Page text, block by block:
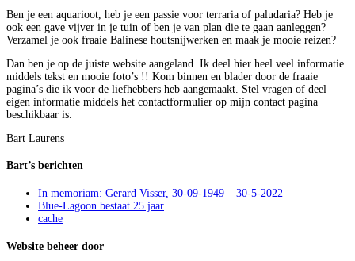
Ben je een aquarioot, heb je een passie voor terraria of paludaria? Heb je
ook een gave vijver in je tuin of ben je van plan die te gaan aanleggen?
Verzamel je ook fraaie Balinese houtsnijwerken en maak je mooie reizen?
Dan ben je op de juiste website aangeland. Ik deel hier heel veel informatie
middels tekst en mooie foto’s !! Kom binnen en blader door de fraaie
pagina’s die ik voor de liefhebbers heb aangemaakt. Stel vragen of deel
eigen informatie middels het contactformulier op mijn contact pagina
beschikbaar is.
Bart Laurens
Bart’s berichten
In memoriam: Gerard Visser, 30-09-1949 – 30-5-2022
Blue-Lagoon bestaat 25 jaar
cache
Website beheer door